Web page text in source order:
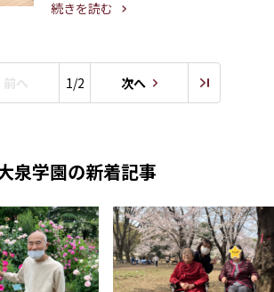
続きを読む
前へ 1/2 次へ
泉学園の新着記事